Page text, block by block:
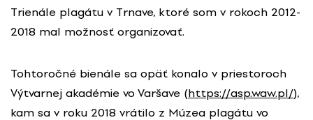
Trienále plagátu v Trnave, ktoré som v rokoch 2012-
2018 mal možnosť organizovať.
Tohtoročné bienále sa opäť konalo v priestoroch
Výtvarnej akadémie vo Varšave (https://asp.waw.pl/),
kam sa v roku 2018 vrátilo z Múzea plagátu vo